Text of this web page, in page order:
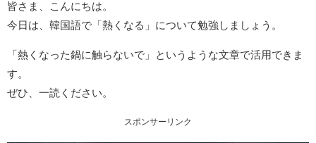
皆さま、こんにちは。
今日は、韓国語で「熱くなる」について勉強しましょう。
「熱くなった鍋に触らないで」というような文章で活用できま
す。
ぜひ、一読ください。
スポンサーリンク